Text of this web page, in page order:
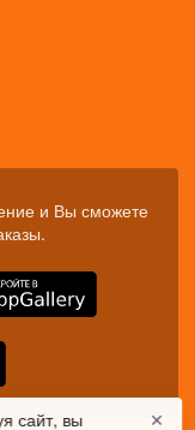
и Вы сможете
сайт, вы ✕